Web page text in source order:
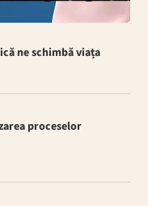
ne schimbă viața
proceselor